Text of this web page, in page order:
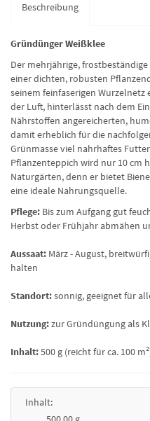
Beschreibung
Gründünger Weißklee
Der mehrjährige,
einer dichten, robusten
seinem feinfaserigen Wurzelnetz
der Luft, hinterlässt nach dem
Nährstoffen angereicherten,
damit erheblich für die
Grünmasse viel nahrhaftes
Pflanzenteppich wird nur 10 cm
Naturgärten, denn er bietet
eine ideale Nahrungsquelle.
Pflege: Bis zum Aufgang gut
Herbst oder Frühjahr abmähen
Aussaat: März - August,
halten
Standort:sonnig, geeignet für
Nutzung:zur Gründüngung als
Inhalt:500 g (reicht für ca. 100
Inhalt: